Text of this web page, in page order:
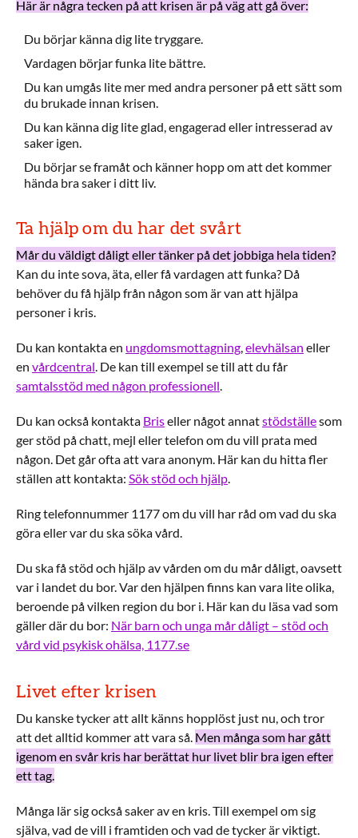
Här är några tecken på att krisen är på väg att gå över:
Du börjar känna dig lite tryggare.
Vardagen börjar funka lite bättre.
Du kan umgås lite mer med andra personer på ett sätt som
du brukade innan krisen.
Du kan känna dig lite glad, engagerad eller intresserad av
saker igen.
Du börjar se framåt och känner hopp om att det kommer
hända bra saker i ditt liv.
Ta hjälp om du har det svårt
Mår du väldigt dåligt eller tänker på det jobbiga hela tiden?
Kan du inte sova, äta, eller få vardagen att funka? Då
behöver du få hjälp från någon som är van att hjälpa
personer i kris.
Du kan kontakta en ungdomsmottagning elevhälsan eller
en vårdcentral . De kan till exempel se till att du får
samtalsstöd med någon professionell
Du kan också kontakta Briseller något annatstödställesom
ger stöd på chatt, mejl eller telefon om du vill prata med
någon. Det går ofta att vara anonym. Här kan du hitta fler
ställen att kontakta: Sök stöd och hjälp
Ring telefonnummer 1177 om du vill har råd om vad du ska
göra eller var du ska söka vård.
Du ska få stöd och hjälp av vården om du mår dåligt, oavsett
var i landet du bor. Var den hjälpen finns kan vara lite olika,
beroende på vilken region du bor i. Här kan du läsa vad som
gäller där du bor: När barn och unga mår dåligt – stöd och
vård vid psykisk ohälsa, 1177.se
Livet efter krisen
Du kanske tycker att allt känns hopplöst just nu, och tror
att det alltid kommer att vara så. Men många som har gått
igenom en svår kris har berättat hur livet blir bra igen efter
ett tag.
Många lär sig också saker av en kris. Till exempel om sig
själva, vad de vill i framtiden och vad de tycker är viktigt.